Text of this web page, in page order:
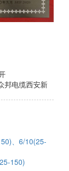
邦电缆西安新
、6/10(25-
150)